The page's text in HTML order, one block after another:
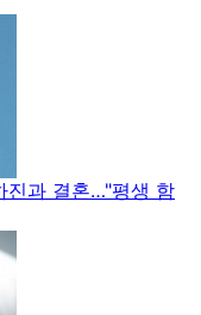
진과 결혼…"평생 함